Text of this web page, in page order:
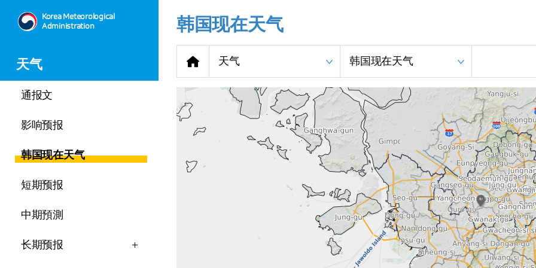
Korea Meteorological
Administration
天气
通报文
影响预报
韩国现在天气
短期预报
中期預測
长期预报
韩国现在天气
天气 韩国现在天气